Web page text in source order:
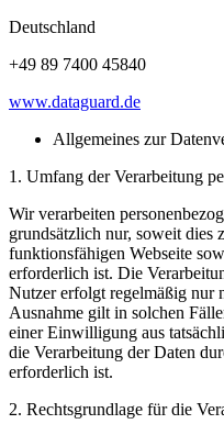
Deutschland
+49 89 7400 45840
www.dataguard.de
Allgemeines zur
1. Umfang der Verarbeitung
Wir verarbeiten
grundsätzlich nur, soweit dies
funktionsfähigen Webseite
erforderlich ist. Die
Nutzer erfolgt regelmäßig nur
Ausnahme gilt in solchen
einer Einwilligung aus
die Verarbeitung der Daten
erforderlich ist.
2. Rechtsgrundlage für die